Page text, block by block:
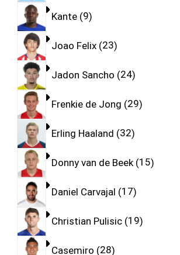
Kante 9
Joao Felix 23
Jadon Sancho 24
Frenkie de Jong 29
Erling Haaland 32
Donny van de Beek 15
Daniel Carvajal 17
Christian Pulisic 19
Casemiro 28